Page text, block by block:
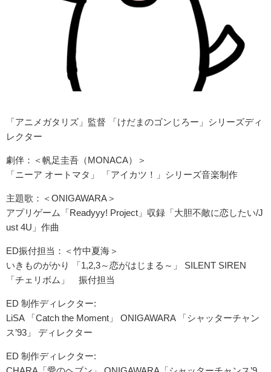
「アニメガタリズ」監督 「けだまのゴンじろー」シリーズディ
レクター
劇伴：＜帆足圭吾（MONACA）＞
「ニーア オートマタ」 「アイカツ！」シリーズ音楽制作
主題歌：＜ONIGAWARA＞
アプリゲーム「Readyyy! Project」収録「大胆不敵に恋したい/J
ust 4U」作曲
ED振付担当：＜竹中夏海＞
いきものがかり 「1,2,3～恋がはじまる～」 SILENT SIREN
「チェリボム」 振付担当
ED 制作ディレクター:
LiSA 「Catch the Moment」 ONIGAWARA 「シャッターチャン
ス’93」 ディレクター
ED 制作ディレクター: